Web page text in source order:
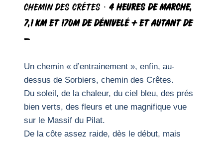
chemin des Crêtes · 4 heures de marche,
7,1 km et 170m de dénivelé + et autant de
–
Un chemin « d’entrainement », enfin, au-
dessus de Sorbiers, chemin des Crêtes.
Du soleil, de la chaleur, du ciel bleu, des prés
bien verts, des fleurs et une magnifique vue
sur le Massif du Pilat.
De la côte assez raide, dès le début, mais